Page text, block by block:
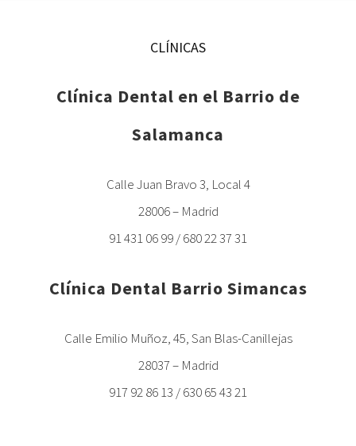
CLÍNICAS
Clínica Dental en el Barrio de
Salamanca
Calle Juan Bravo 3, Local 4
28006 – Madrid
91 431 06 99 / 680 22 37 31
Clínica Dental Barrio Simancas
Calle Emilio Muñoz, 45, San Blas-Canillejas
28037 – Madrid
917 92 86 13 / 630 65 43 21